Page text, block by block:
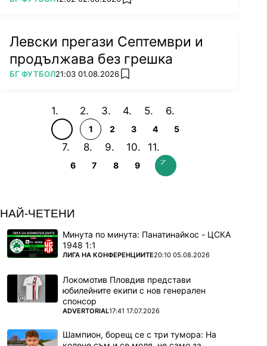
add favorites
Левски прегази Септември и
продължава без грешка
ПОВЕЧЕ ОТ
БГ ФУТБОЛ21:03 01.08.2026 add favorites
1 2 3 4 5
6 7 8 9
НАЙ-ЧЕТЕНИ
Минута по минута: Панатинайкос - ЦСКА
1948 1:1
ПОВЕЧЕ ОТ
ЛИГА НА КОНФЕРЕНЦИИТЕ20:10 05.08.2026
Локомотив Пловдив представи
юбилейните екипи с нов генерален
спонсор
ПОВЕЧЕ ОТ
ADVERTORIAL17:41 17.07.2026
Шампион, борещ се с три тумора: На